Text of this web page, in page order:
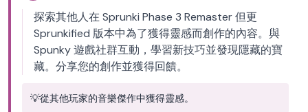
探索其他人在 Sprunki Phase 3 Remaster 但更
Sprunkified 版本中為了獲得靈感而創作的內容。與
Spunky 遊戲社群互動，學習新技巧並發現隱藏的寶
藏。分享您的創作並獲得回饋。
💡從其他玩家的音樂傑作中獲得靈感。